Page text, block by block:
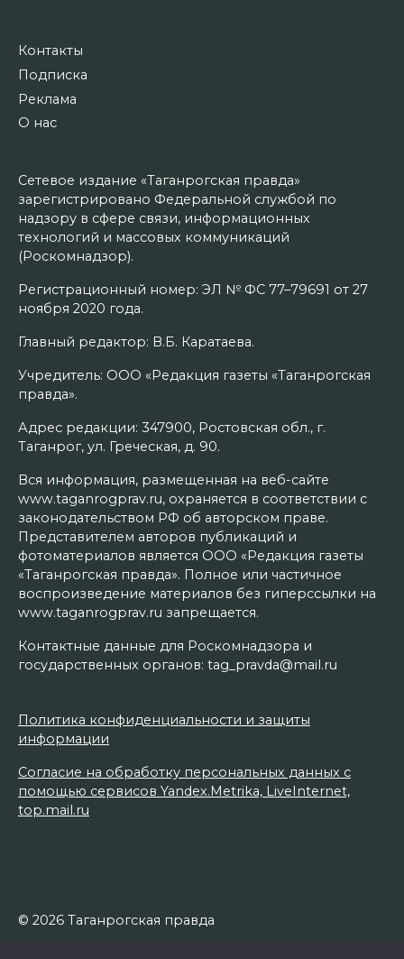
Контакты
Подписка
Реклама
О нас
Сетевое издание «Таганрогская правда»
зарегистрировано Федеральной службой по
надзору в сфере связи, информационных
технологий и массовых коммуникаций
(Роскомнадзор).
Регистрационный номер: ЭЛ № ФС 77–79691 от 27
ноября 2020 года.
Главный редактор: В.Б. Каратаева.
Учредитель: ООО «Редакция газеты «Таганрогская
правда».
Адрес редакции: 347900, Ростовская обл., г.
Таганрог, ул. Греческая, д. 90.
Вся информация, размещенная на веб-сайте
www.taganrogprav.ru, охраняется в соответствии с
законодательством РФ об авторском праве.
Представителем авторов публикаций и
фотоматериалов является ООО «Редакция газеты
«Таганрогская правда». Полное или частичное
воспроизведение материалов без гиперссылки на
www.taganrogprav.ru запрещается.
Контактные данные для Роскомнадзора и
государственных органов: tag_pravda@mail.ru
Политика конфиденциальности и защиты
информации
Согласие на обработку персональных данных с
помощью сервисов Yandex.Metrika, LiveInternet,
top.mail.ru
© 2026 Таганрогская правда